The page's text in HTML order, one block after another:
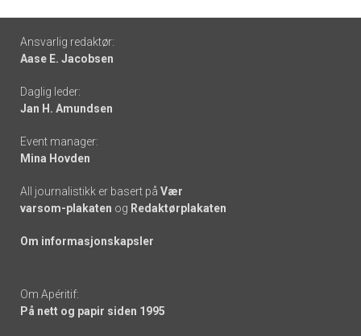
Footer
-
links
Ansvarlig redaktør:
Aase E. Jacobsen
Daglig leder:
Jan H. Amundsen
Event manager:
Mina Hovden
All journalistikk er basert på Vær
varsom-plakaten og Redaktørplakaten
Om informasjonskapsler
Om Apéritif:
På nett og papir siden 1995